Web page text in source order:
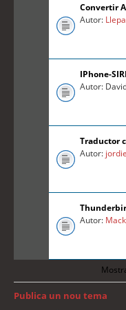
Convertir
Autor:
IPhone-
Autor:
Traductor
Autor:
Autor:
Publica un nou tema